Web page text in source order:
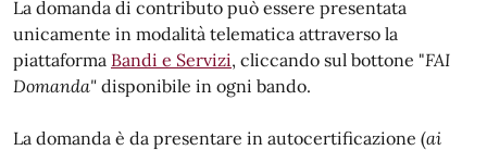
La domanda di contributo può essere presentata
unicamente in modalità telematica attraverso la
piattaforma Bandi e Servizi, cliccando sul bottone "FAI
Domanda" disponibile in ogni bando.
La domanda è da presentare in autocertificazione (ai